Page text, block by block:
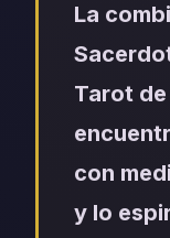
La
Tarot
con
y lo